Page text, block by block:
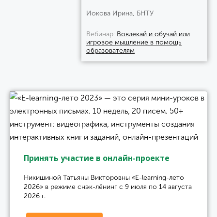
Иокова Ирина, БНТУ
Вебинар Вовлекай и обучай или
игровое мышление в помощь
образователям
Принять участие в онлайн-проекте
Никишиной Татьяны Викторовны «E-learning-лето
2026» в режиме снэк-лёнинг с 9 июля по 14 августа
2026 г.